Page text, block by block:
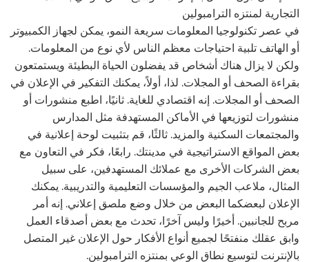
التجارية لمنتزه الترامبولين
في عصر تكنولوجيا المعلومات سريعة النمو، يمكن لجهاز الكمبيوتر
أو الهاتف تلبية احتياجات معظم الناس لأي نوع من المعلومات.
ولكن لا يزال هناك أشخاص قد يفضلون الحياة البطيئة ويستمتعون
بقراءة الصحف أو المجلات. لذا، أولاً، يمكنك التفكير في الإعلان في
الصحف أو المجلات. إنه اقتصادي للغاية. ثانيًا، اطبع منشورات أو
منشورات لتوزيعها في الأماكن المستهدفة مثل المدارس
والمجتمعات السكنية والمزيد. ثالثًا، قم بتثبيت لوحة إعلانية في
بعض المواقع الاستراتيجية في مدينتك. رابعًا، فكر في التعاون مع
بعض الشركات الأخرى مع عملائك المستهدفين، على سبيل
المثال، ملاعب الجيم والمؤسسات التعليمية والتدريبية. يمكنك
الإعلان لبعضكما البعض من خلال وضع ملصق إعلاني. إنه أمر
مربح للجانبين. أخيرًا وليس آخرًا، تحدث مع بعض أصدقاء العمل
وابق عقلك منفتحًا لجميع أنواع الأفكار حول الإعلان غير المتصل
بالإنترنت لتوسيع نطاق الوعي بمنتزه الترامبولين.